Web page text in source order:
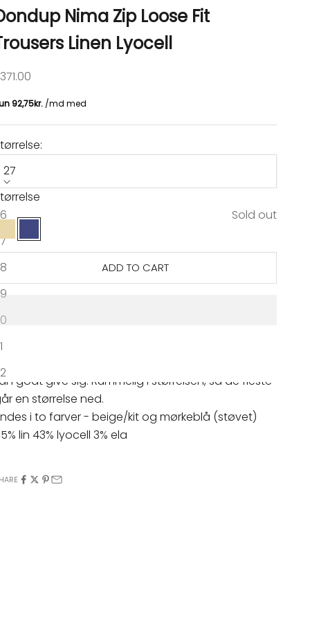
Nima Zip Loose Fit
Linen Lyocell
price
27
Sold out
Beigenavy
ADD TO CART
i lækker hørkvalitet. Midwaist, sidelommer og
godt give sig. Rummelig i størrelsen, så de fleste
en størrelse ned.
i to farver - beige/kit og mørkeblå (støvet)
lin 43% lyocell 3% ela